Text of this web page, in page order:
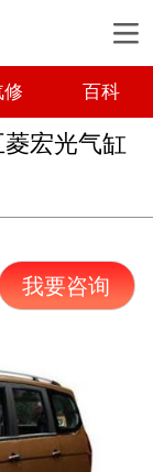
修 百科
宏光气缸
我要咨询